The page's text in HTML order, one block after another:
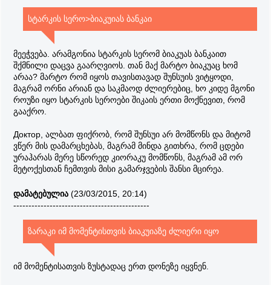
სტარკის სერო>ბიაკუიას ბანკაი
მეეჭვება. არამგონია სტარკის სერომ ბიაკუას ბანკაით
შქმნილი დაცვა გაარღვიოს. თან მაქ მარტო ბიაკუაც ხომ
არაა? მარტო რომ იყოს თავისთავად შუნსუის ვიტყოდი,
მაგრამ ორნი არიან და საკმაოდ ძლიერებიც, ხო კიდე მგონი
როუზი იყო სტარკის სეროები შიკაის ერთი მოქნევით, რომ
გააქრო.
Доктор, ალბათ ფიქრობ, რომ შუნსუი არ მომწონს და მიტომ
ვწერ მის დამარცხებას, მაგრამ მინდა გითხრა, რომ ცდები
ურაჰარას მერე სწორედ კიორაკუ მომწონს, მაგრამ ამ ორ
მეტოქესთან ჩემთვის მისი გამარჯვების შანსი მცირეა.
დამატებულია (23/03/2015, 20:14)
---------------------------------------------
ზარაკი იმ მომენტისთვის ბიაკუიაზე ძლიერი იყო
იმ მომენტისათვის ზუსტადაც ერთ დონეზე იყვნენ.